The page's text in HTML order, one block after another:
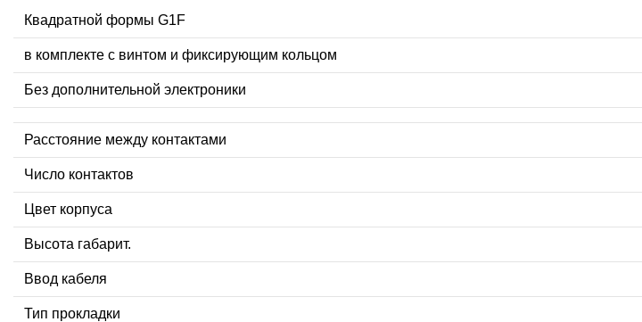
Квадратной формы G1F
в комплекте с винтом и фиксирующим кольцом
Без дополнительной электроники
Расстояние между контактами
Число контактов
Цвет корпуса
Высота габарит.
Ввод кабеля
Тип прокладки